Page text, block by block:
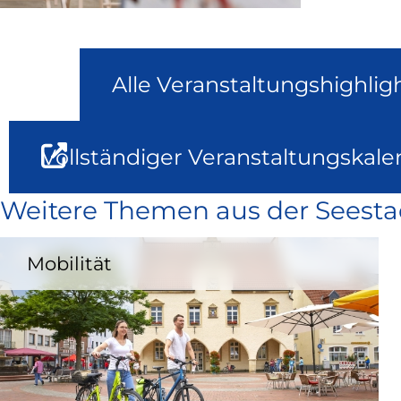
Alle
Vollständiger
Weitere Themen aus der
Mobilität